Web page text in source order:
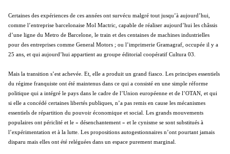
Certaines des expériences de ces années ont survécu malgré tout jusqu’à aujourd’hui,
comme l’entreprise barcelonaise Mol Mactric, capable de réaliser aujourd’hui les châssis
d’une ligne du Metro de Barcelone, le train et des centaines de machines industrielles
pour des entreprises comme General Motors ; ou l’imprimerie Gramagraf, occupée il y a
25 ans, et qui aujourd’hui appartient au groupe éditorial coopératif Cultura 03.
Mais la transition s’est achevée. Et, elle a produit un grand fiasco. Les principes essentiels
du régime franquiste ont été maintenus dans ce qui a consisté en une simple réforme
politique qui a intégré le pays dans le cadre de l’Union européenne et de l’OTAN, et qui
si elle a concédé certaines libertés publiques, n’a pas remis en cause les mécanismes
essentiels de répartition du pouvoir économique et social. Les grands mouvements
populaires ont périclité et le « désenchantement » et le cynisme se sont substitués à
l’expérimentation et à la lutte. Les propositions autogestionnaires n’ont pourtant jamais
disparu mais elles ont été reléguées dans un espace purement marginal.